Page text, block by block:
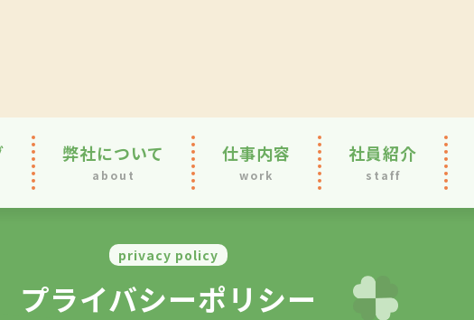
弊社について
about
仕事内容
work
社員紹介
staff
privacy policy
プライバシーポリシー